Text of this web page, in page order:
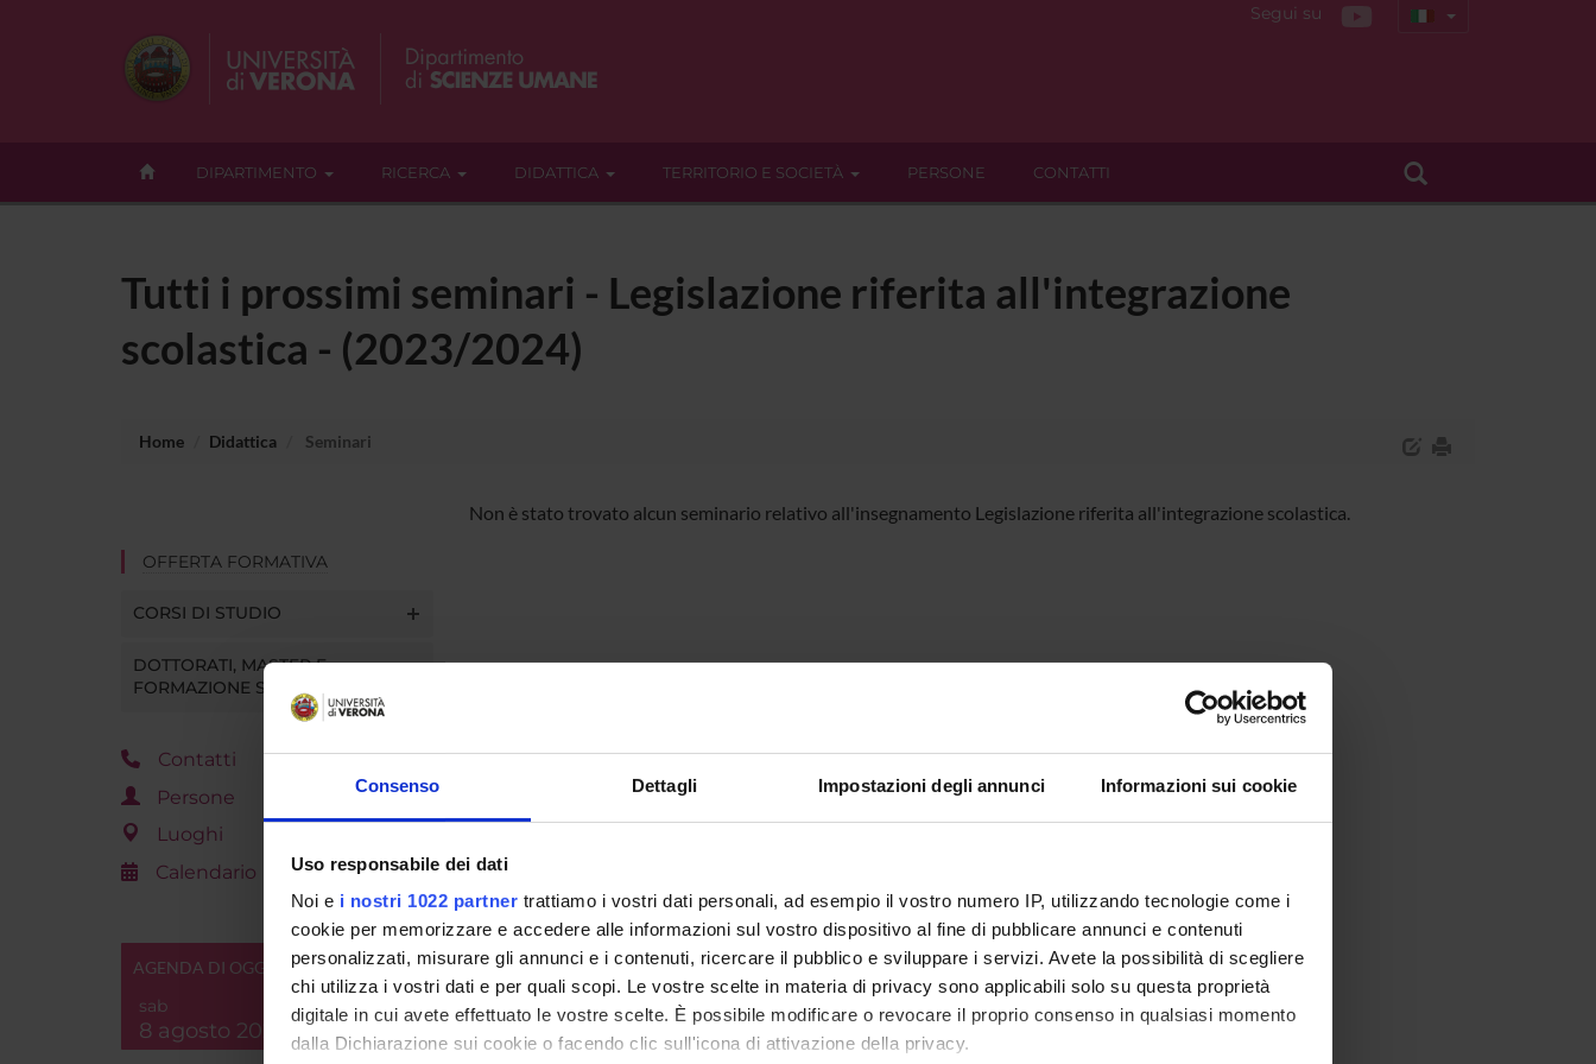
Consenso Dettagli Impostazioni degli annunci Informazioni sui cookie
Uso responsabile dei dati
Noi e i nostri 1022 partner trattiamo i vostri dati personali, ad esempio il vostro numero IP, utilizzando tecnologie come i
cookie per memorizzare e accedere alle informazioni sul vostro dispositivo al fine di pubblicare annunci e contenuti
personalizzati, misurare gli annunci e i contenuti, ricercare il pubblico e sviluppare i servizi. Avete la possibilità di scegliere
chi utilizza i vostri dati e per quali scopi. Le vostre scelte in materia di privacy sono applicabili solo su questa proprietà
digitale in cui avete effettuato le vostre scelte. È possibile modificare o revocare il proprio consenso in qualsiasi momento
dalla Dichiarazione sui cookie o facendo clic sull'icona di attivazione della privacy.
Segui su
DIPARTIMENTO RICERCA DIDATTICA TERRITORIO E SOCIETÀ PERSONE CONTATTI
Tutti i prossimi seminari - Legislazione riferita all'integrazione
scolastica - (2023/2024)
Home Didattica Seminari
OFFERTA FORMATIVA
CORSI DI STUDIO
DOTTORATI, MASTER E
FORMAZIONE SUPERIORE
Contatti
Persone
Luoghi
Calendario
AGENDA DI OGGI
sab
8 agosto 2026
Non è stato trovato alcun seminario relativo all'insegnamento Legislazione riferita all'integrazione scolastica.